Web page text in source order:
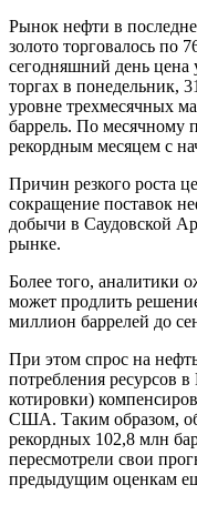
Рынок нефти в
золото торговалось по
сегодняшний день
торгах в понедельник,
уровне трехмесячных
баррель. По месячному
рекордным месяцем с
Причин резкого роста
сокращение поставок
добычи в Саудовской
рынке.
Более того, аналитики
может продлить
миллион баррелей до
При этом спрос на
потребления ресурсов
котировки)
США. Таким образом,
рекордных 102,8 млн
пересмотрели свои
предыдущим оценкам